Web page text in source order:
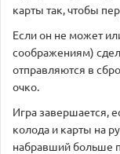
карты так, чтобы
Если он не может
соображениям)
отправляются в
очко.
Игра завершается,
колода и карты на
набравший больше